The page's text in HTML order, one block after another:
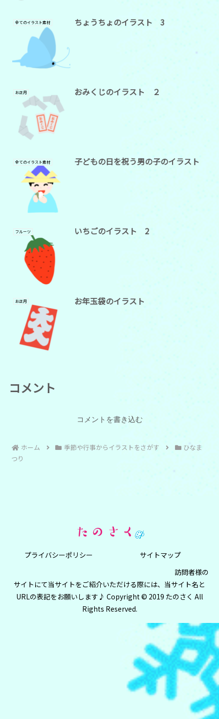
全てのイラスト素材 ちょうちょのイラスト 3
お正月 おみくじのイラスト ２
全てのイラスト素材 子どもの日を祝う男の子のイラスト
フルーツ いちごのイラスト 2
お正月 お年玉袋のイラスト
コメント
コメントを書き込む
ホーム 季節や行事からイラストをさがす
ひなま
つり
プライバシーポリシー
サイトマップ
訪問者様の
サイトにて当サイトをご紹介いただける際には、当サイト名と
URLの表記をお願いします♪ Copyright © 2019 たのさく All
Rights Reserved.